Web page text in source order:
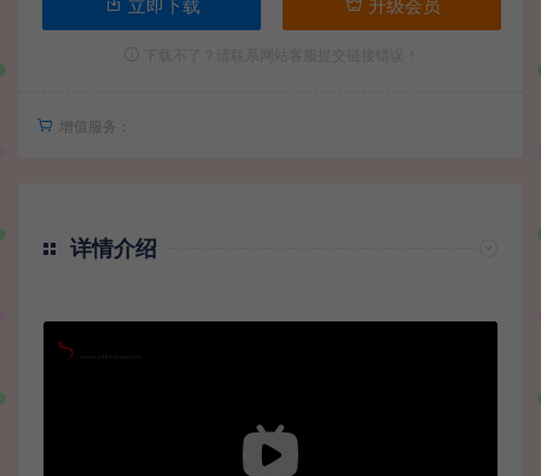
立即下载 升级会员
增值服务：
详情介绍